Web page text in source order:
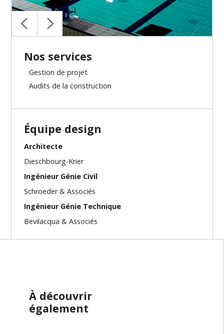
Nos services
Gestion de projet
Audits de la construction
Équipe design
Architecte
Dieschbourg-Krier
Ingénieur Génie Civil
Schroeder & Associés
Ingénieur Génie Technique
Bevilacqua & Associés
À découvrir
également